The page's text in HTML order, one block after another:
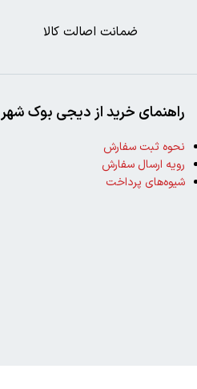
ضمانت اصالت کالا
راهنمای خرید از دیجی بوک شهر
نحوه ثبت سفارش
رویه ارسال سفارش
شیوه‌های پرداخت